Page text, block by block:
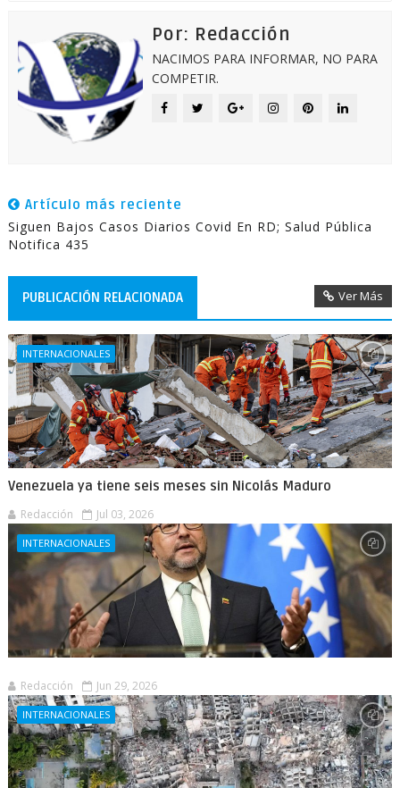
Por: Redacción
NACIMOS PARA INFORMAR, NO PARA
COMPETIR.
Artículo más reciente
Siguen Bajos Casos Diarios Covid En RD; Salud Pública
Notifica 435
PUBLICACIÓN RELACIONADA Ver Más
INTERNACIONALES
Venezuela ya tiene seis meses sin Nicolás Maduro
Redacción Jul 03, 2026
INTERNACIONALES
Redacción Jun 29, 2026
INTERNACIONALES